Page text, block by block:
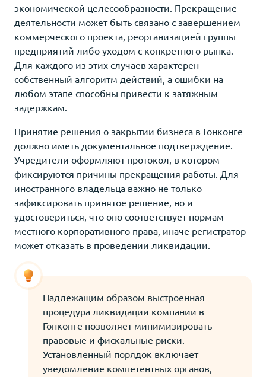
экономической целесообразности. Прекращение
деятельности может быть связано с завершением
коммерческого проекта, реорганизацией группы
предприятий либо уходом с конкретного рынка.
Для каждого из этих случаев характерен
собственный алгоритм действий, а ошибки на
любом этапе способны привести к затяжным
задержкам.
Принятие решения о закрытии бизнеса в Гонконге
должно иметь документальное подтверждение.
Учредители оформляют протокол, в котором
фиксируются причины прекращения работы. Для
иностранного владельца важно не только
зафиксировать принятое решение, но и
удостовериться, что оно соответствует нормам
местного корпоративного права, иначе регистратор
может отказать в проведении ликвидации.
Надлежащим образом выстроенная
процедура ликвидации компании в
Гонконге позволяет минимизировать
правовые и фискальные риски.
Установленный порядок включает
уведомление компетентных органов,